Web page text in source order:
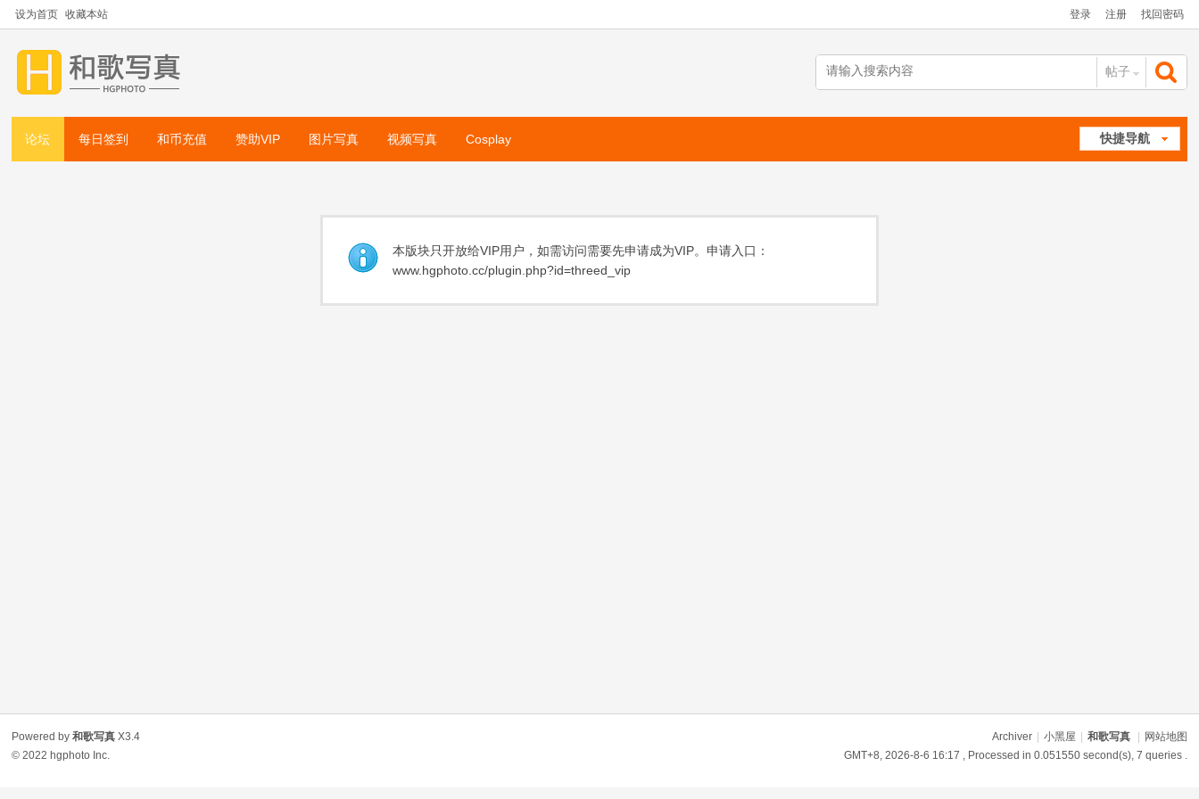
设为首页 收藏本站 登录 注册 找回密码
帖子
快捷导航
论坛 每日签到 和币充值 赞助VIP 图片写真 视频写真 Cosplay
本版块只开放给VIP用户，如需访问需要先申请成为VIP。申请入口：
www.hgphoto.cc/plugin.php?id=threed_vip
Archiver 小黑屋 和歌写真
网站地图
GMT+8, 2026-8-6 16:17 , Processed in 0.051550 second(s), 7 queries .
Powered by和歌写真 X3.4
© 2022 hgphoto Inc.